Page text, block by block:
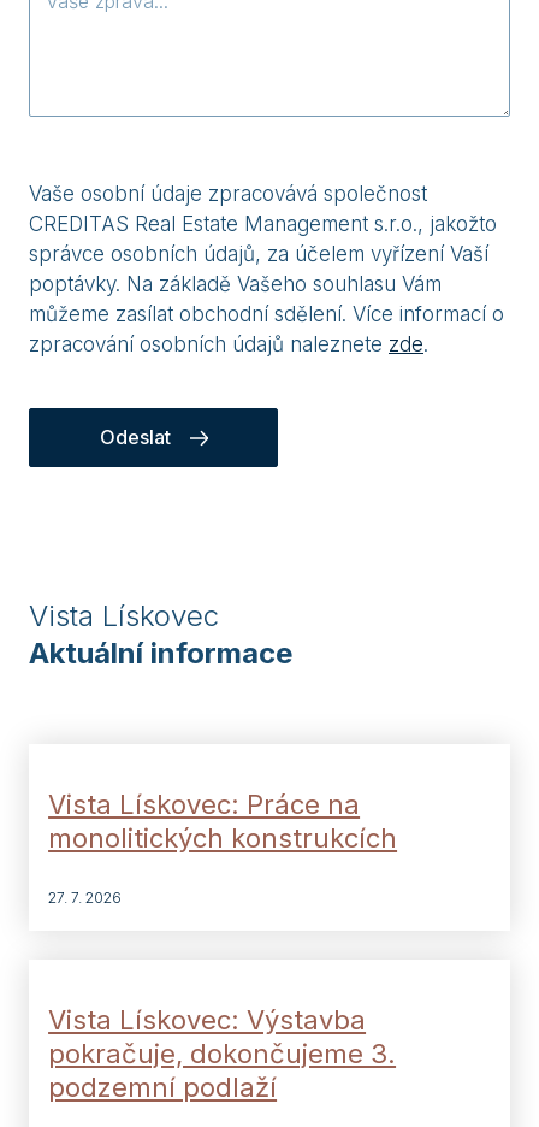
Vaše osobní údaje zpracovává společnost
CREDITAS Real Estate Management s.r.o., jakožto
správce osobních údajů, za účelem vyřízení Vaší
poptávky. Na základě Vašeho souhlasu Vám
můžeme zasílat obchodní sdělení. Více informací o
zpracování osobních údajů naleznete zde.
Odeslat
Vista Lískovec
Aktuální informace
Vista Lískovec: Práce na
monolitických konstrukcích
27. 7. 2026
Vista Lískovec: Výstavba
pokračuje, dokončujeme 3.
podzemní podlaží